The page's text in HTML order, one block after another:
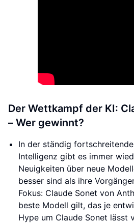
Der Wettkampf der KI:
– Wer gewinnt?
In der ständig
Intelligenz gibt es immer
Neuigkeiten über neue
besser sind als ihre
Fokus: Claude Sonet von
beste Modell gilt, das je
Hype um Claude Sonet lässt